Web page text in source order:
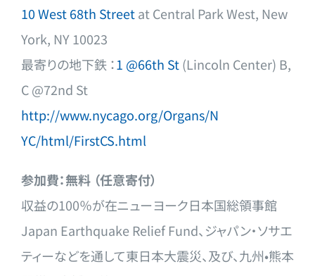
10 West 68th Streetat Central Park West, New
York, NY 10023
最寄りの地下鉄 ：1 @66th St(Lincoln Center) B,
C @72nd St
http://www.nycago.org/Organs/N
YC/html/FirstCS.html
参加費：無料 （任意寄付）
収益の100％が在ニューヨーク日本国総領事館
Japan Earthquake Relief Fund、ジャパン・ソサエ
ティーなどを通して東日本大震災、及び、九州•熊本